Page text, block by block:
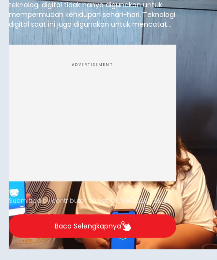
teknologi digital tidak hanya digunakan untuk
mempermudah kehidupan sehari-hari. Teknologi
digital saat ini juga digunakan untuk mencatat
dan mengelola data base alumni dari suatu
sekolah, salah satunya adalah alumni SMA 1
ADVERTISEMENT
Submitted bycontributoronSat, 08/08/2026 - 20:28
Baca Selengkapnya